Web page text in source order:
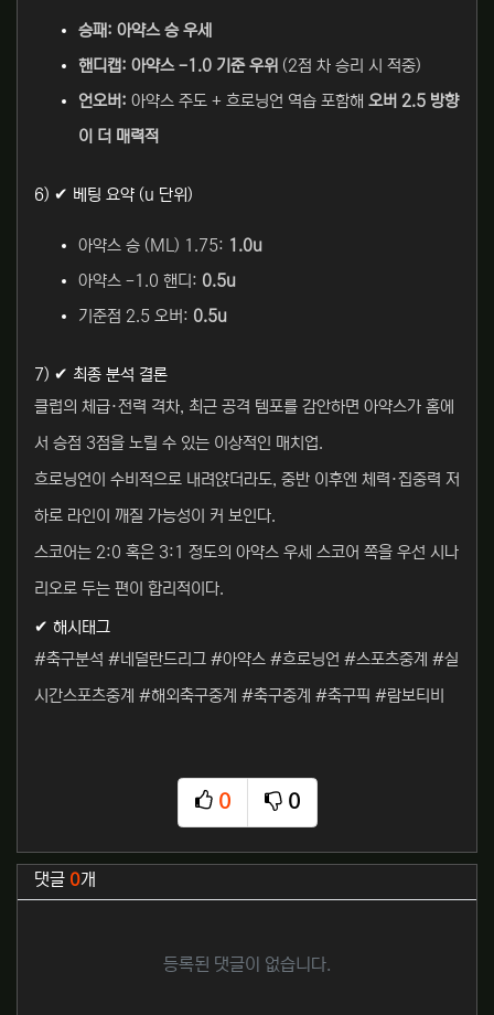
승패: 아약스 승 우세
핸디캡: 아약스 -1.0 기준 우위 (2점 차 승리 시 적중)
언오버: 아약스 주도 + 흐로닝언 역습 포함해 오버 2.5 방향
이 더 매력적
6) ✔ 베팅 요약 (u 단위)
아약스 승 (ML) 1.75: 1.0u
아약스 -1.0 핸디: 0.5u
기준점 2.5 오버: 0.5u
7) ✔ 최종 분석 결론
클럽의 체급·전력 격차, 최근 공격 템포를 감안하면 아약스가 홈에
서 승점 3점을 노릴 수 있는 이상적인 매치업.
흐로닝언이 수비적으로 내려앉더라도, 중반 이후엔 체력·집중력 저
하로 라인이 깨질 가능성이 커 보인다.
스코어는 2:0 혹은 3:1 정도의 아약스 우세 스코어 쪽을 우선 시나
리오로 두는 편이 합리적이다.
✔ 해시태그
#축구분석 #네덜란드리그 #아약스 #흐로닝언 #스포츠중계 #실
시간스포츠중계 #해외축구중계 #축구중계 #축구픽 #람보티비
0
추천
0
비추천
관련자료
댓글 0개
등록된 댓글이 없습니다.